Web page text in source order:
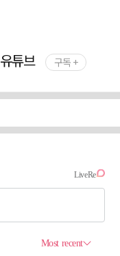
유튜브 구독 +